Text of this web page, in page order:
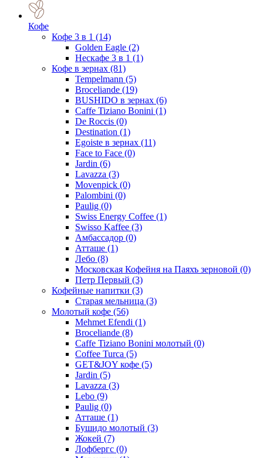
Кофе
Кофе 3 в 1 (14)
Golden Eagle (2)
Нескафе 3 в 1 (1)
Кофе в зернах (81)
Tempelmann (5)
Broceliande (19)
BUSHIDO в зернах (6)
Caffe Tiziano Bonini (1)
De Roccis (0)
Destination (1)
Egoiste в зернах (11)
Face to Face (0)
Jardin (6)
Lavazza (3)
Movenpick (0)
Palombini (0)
Paulig (0)
Swiss Energy Coffee (1)
Swisso Kaffee (3)
Амбассадор (0)
Атташе (1)
Лебо (8)
Московская Кофейня на Паяхъ зерновой (0)
Петр Первый (3)
Кофейные напитки (3)
Старая мельница (3)
Молотый кофе (56)
Mehmet Efendi (1)
Broceliande (8)
Caffe Tiziano Bonini молотый (0)
Coffee Turca (5)
GET&JOY кофе (5)
Jardin (5)
Lavazza (3)
Lebo (9)
Paulig (0)
Атташе (1)
Бушидо молотый (3)
Жокей (7)
Лофбергс (0)